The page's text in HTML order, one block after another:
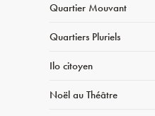
Quartier Mouvant
Quartiers Pluriels
Ilo citoyen
Noël au Théâtre